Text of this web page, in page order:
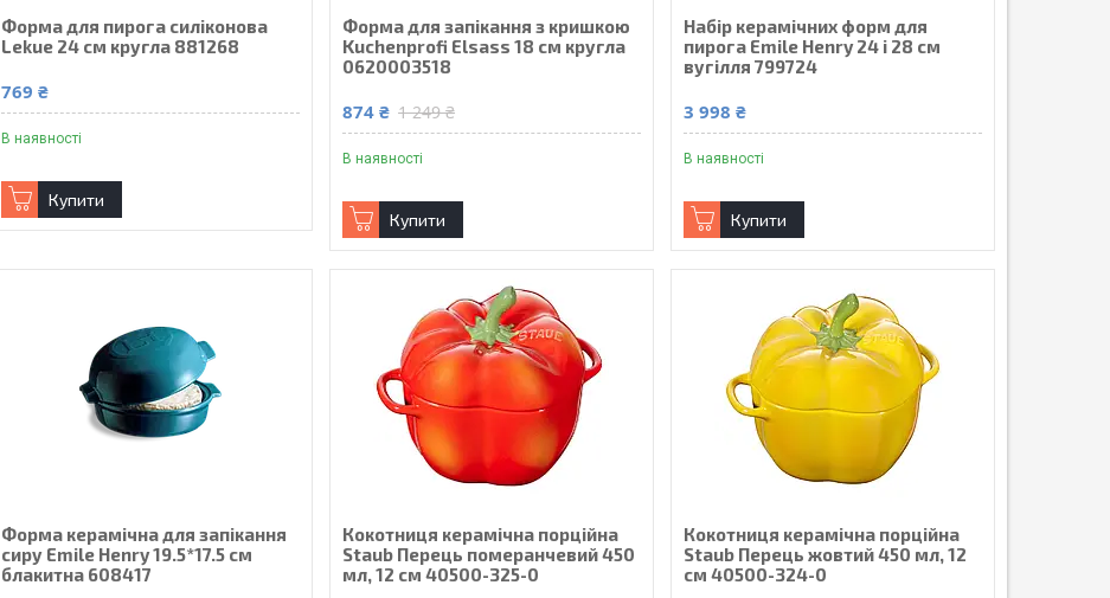
Форма для пирога силіконова
Lekue 24 см кругла 881268
769 ₴
В наявності
Купити
Форма для запікання з кришкою
Kuchenprofi Elsass 18 см кругла
0620003518
874 ₴ 1 249 ₴
В наявності
Купити
Набір керамічних форм для
пирога Emile Henry 24 і 28 см
вугілля 799724
3 998 ₴
В наявності
Купити
Форма керамічна для запікання
сиру Emile Henry 19.5*17.5 см
блакитна 608417
Кокотниця керамічна порційна
Staub Перець померанчевий 450
мл, 12 см 40500-325-0
Кокотниця керамічна порційна
Staub Перець жовтий 450 мл, 12
см 40500-324-0